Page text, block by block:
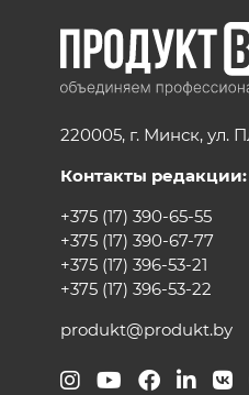
220005, г. Минск, ул.
Контакты редакции:
+375 (17) 390-65-55
+375 (17) 390-67-77
+375 (17) 396-53-21
+375 (17) 396-53-22
produkt@produkt.by